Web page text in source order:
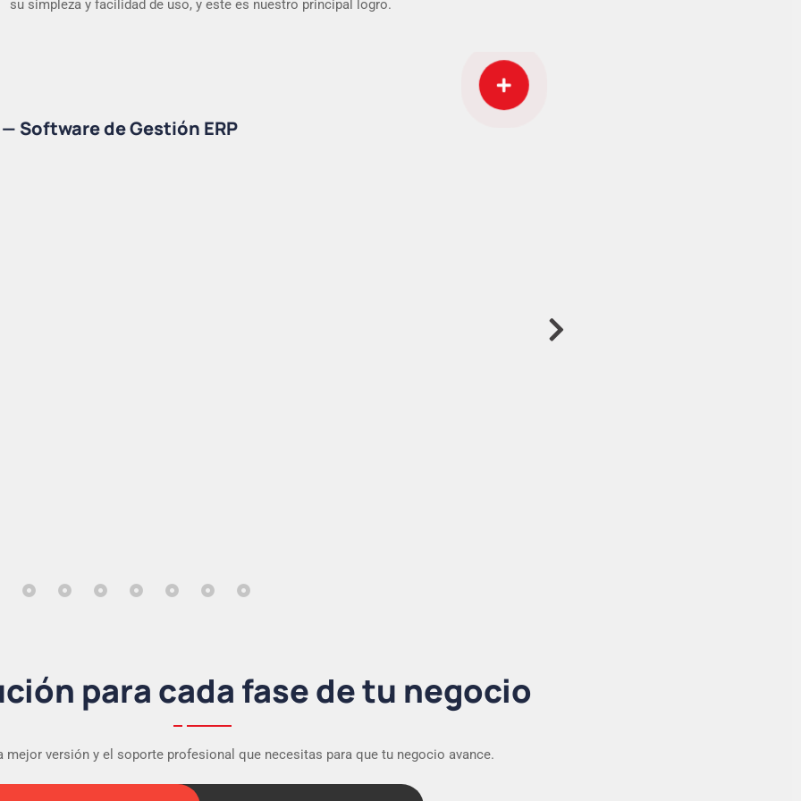
su simpleza y facilidad de uso, y este es nuestro principal logro.
— Software de Gestión ERP
—Business Intelligence
05—CRM
— App Punto de Venta (POS)
—App para Viajantes
Plataforma Web para Clientes
09—Integraciones
para cada fase de tu negocio
mejor versión y el soporte profesional que necesitas para que tu negocio avance.